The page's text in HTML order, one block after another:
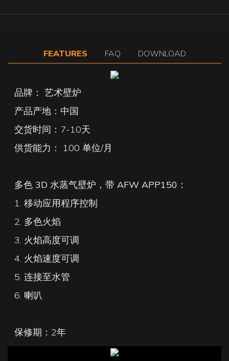
FEATURES FAQ DOWNLOAD
品牌： 艺术壁炉
产品产地：中国
交货时间：7-10天
供货能力： 100 单位/月
多色 3D 水蒸气壁炉，带 AFW APP150：
1. 移动应用程序控制
2. 多色火焰
3. 火焰高度可调
4. 火焰速度可调
5. 连接至水管
6. 喇叭
保修期：2年